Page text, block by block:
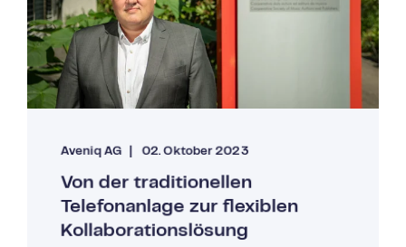
Aveniq AG 02. Oktober 2023
Von der traditionellen
Telefonanlage zur flexiblen
Kollaborationslösung